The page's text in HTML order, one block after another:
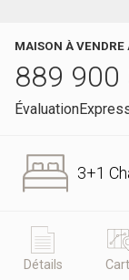
MAISON À
889 900
3+1
Détails